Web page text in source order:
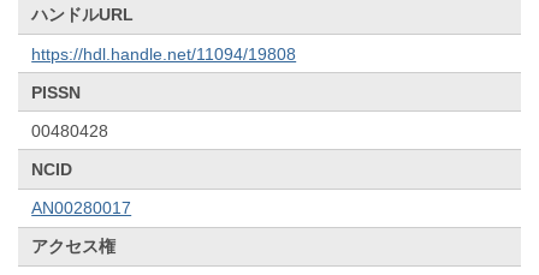
ハンドルURL
https://hdl.handle.net/11094/19808
PISSN
00480428
NCID
AN00280017
アクセス権